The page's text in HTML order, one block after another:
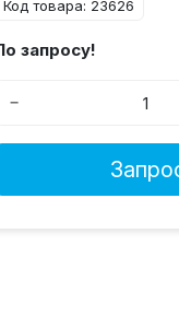
Код товара: 23626
запросу!
−